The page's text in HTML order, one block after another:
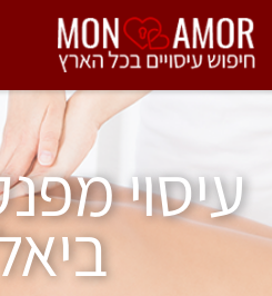
עיסוי